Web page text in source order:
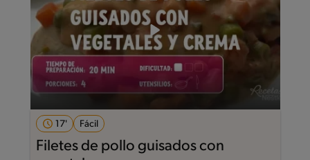
17' Fácil
Filetes de pollo guisados con